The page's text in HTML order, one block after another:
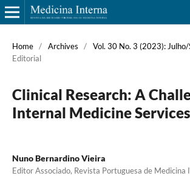
Home / Archives / Vol. 30 No. 3 (2023):
Editorial
Clinical Research: A
Internal Medicine Services
Nuno Bernardino Vieira
Editor Associado, Revista Portuguesa de Medicina